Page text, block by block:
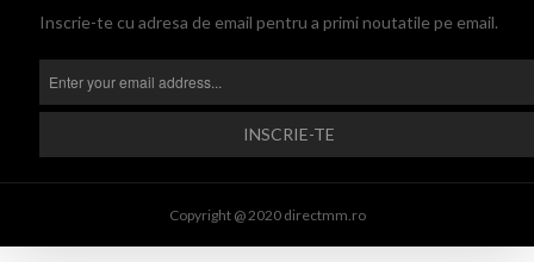
Inscrie-te cu adresa de email pentru a primi noutatile pe email.
Copyright @ 2020 directmm.ro